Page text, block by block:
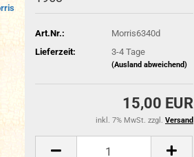
Art.Nr.:
Morris6340d
Lieferzeit:
3-4 Tage
(Ausland abweichend)
15,00 EUR
inkl. 7% MwSt. zzgl. Versand